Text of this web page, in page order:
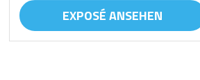
EXPOSÉ ANSEHEN